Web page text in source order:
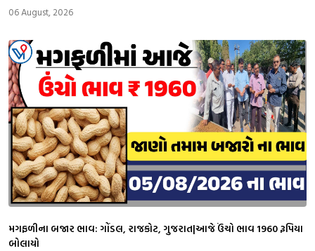
06 August, 2026
મગફળીના બજાર ભાવ: ગોંડલ, રાજકોટ, ગુજરાત|આજે ઉંચો ભાવ 1960 રૂપિયા
બોલાયો